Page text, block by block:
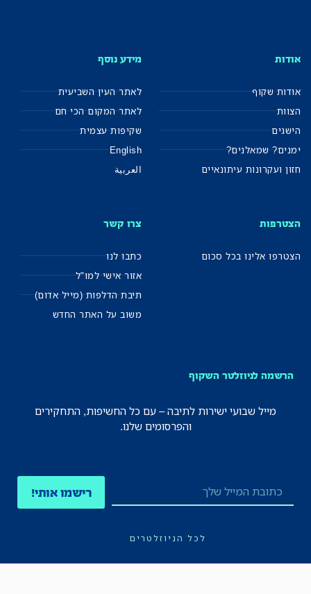
אודות
אודות שקוף
הצוות
הישגים
ימנים? שמאלנים?
חזון ועקרונות עיתונאיים
מידע נוסף
לאתר העין השביעית
לאתר המקום הכי חם
שקיפות עצמית
English
العربية
הצטרפות
הצטרפו אלינו בכל סכום
צרו קשר
כתבו לנו
אזור אישי למו"ל
תיבת הדלפות (מייל אדום)
משוב על האתר החדש
הרשמה לניוזלטר השקוף
מייל שבועי ישירות לתיבה – עם כל החשיפות, התחקירים
והפרסומים שלנו.
רישמו אותי!
לכל הניוזלטרים